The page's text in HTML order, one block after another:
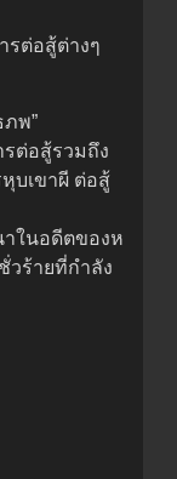
รต่อสู้ต่างๆ
ภพ”
ต่อสู้รวมถึง
บเขาผี ต่อสู้
าในอดีตของห
วร้ายที่กำลัง